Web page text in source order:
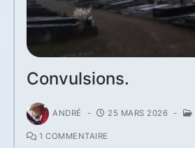
Convulsions.
ANDRÉ - 25 MARS 2026 -
1 COMMENTAIRE